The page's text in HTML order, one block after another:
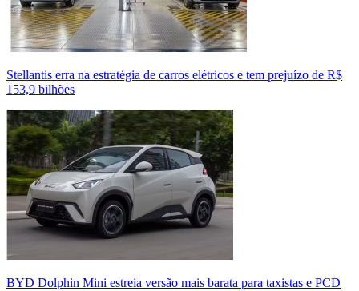
Stellantis erra na estratégia de carros elétricos e tem prejuízo de R$
153,9 bilhões
BYD Dolphin Mini estreia versão mais barata para taxistas e PCD